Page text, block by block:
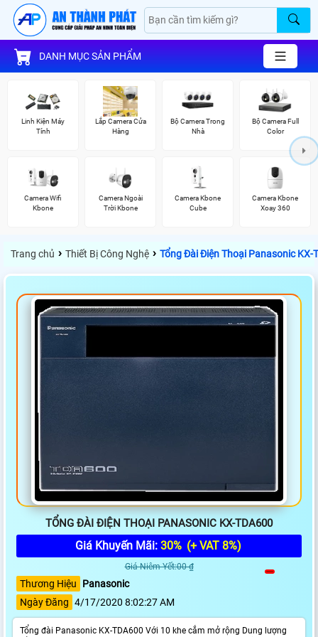
DANH MỤC SẢN PHẨM
Linh Kiện Máy
Tính
Lắp Camera Cửa
Hàng
Bộ Camera Trong
Nhà
Bộ Camera Full
Color
Camera Wifi
Kbone
Camera Ngoài
Trời Kbone
Camera Kbone
Cube
Camera Kbone
Xoay 360
Trang chủ › Thiết Bị Công Nghệ › Tổng Đài Điện Thoại Panasonic KX-
TỔNG ĐÀI ĐIỆN THOẠI PANASONIC KX-TDA600
Giá Khuyến Mãi: 30% (+ VAT 8%)
Giá Niêm Yết:00 ₫
Thương Hiệu
Panasonic
Ngày Đăng 4/17/2020 8:02:27 AM
Tổng đài Panasonic KX-TDA600 Với 10 khe cắm mở rộng Dung lượng